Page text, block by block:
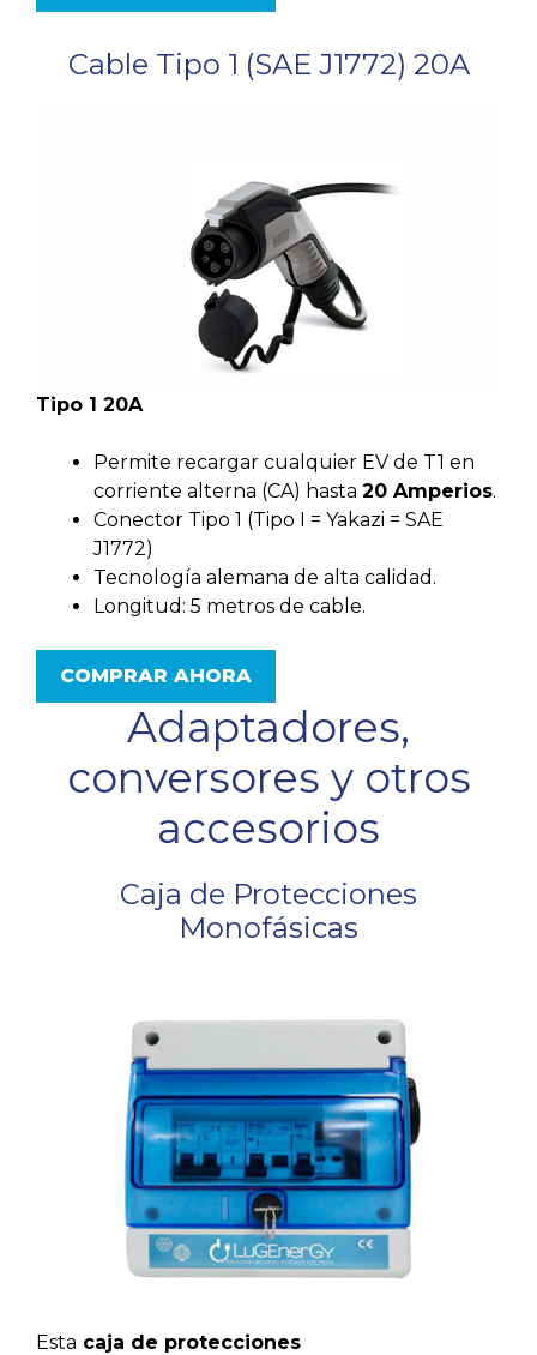
Cable Tipo 1 (SAE J1772) 20A
Tipo 1 20A
Permite recargar cualquier EV de T1 en
corriente alterna (CA) hasta 20 Amperios.
Conector Tipo 1 (Tipo I = Yakazi = SAE
J1772)
Tecnología alemana de alta calidad.
Longitud: 5 metros de cable.
COMPRAR AHORA
Adaptadores,
conversores y otros
accesorios
Caja de Protecciones
Monofásicas
Esta caja de protecciones